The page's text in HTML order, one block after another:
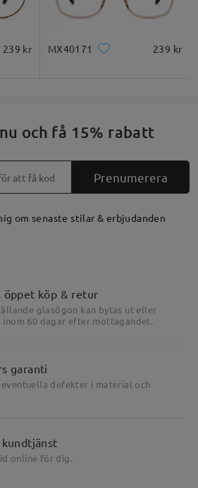
239 kr MX40171 239 kr
och få 15% rabatt
Prenumerera
om senaste stilar & erbjudanden
öppet köp & retur
glasögon kan bytas ut eller
inom 60 dagar efter mottagandet.
garanti
eventuella defekter i material och
online för dig.